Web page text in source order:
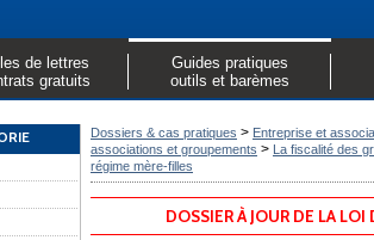
de lettres
gratuits
Guides pratiques
outils et barèmes
Dossiers & cas pratiques > Entreprise et
associations et groupements > La fiscalité des
régime mère-filles
DOSSIER À JOUR DE LA